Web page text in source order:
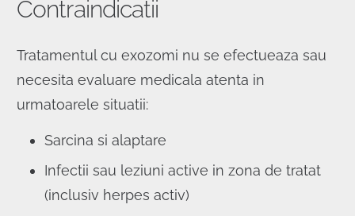
Contraindicatii
Tratamentul cu exozomi nu se efectueaza sau
necesita evaluare medicala atenta in
urmatoarele situatii:
Sarcina si alaptare
Infectii sau leziuni active in zona de tratat
(inclusiv herpes activ)